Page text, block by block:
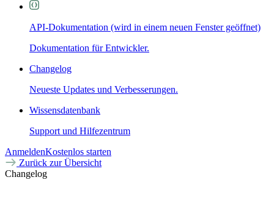
API-Dokumentation (wird in einem neuen Fenster geöffnet)
Dokumentation für Entwickler.
Changelog
Neueste Updates und Verbesserungen.
Wissensdatenbank
Support und Hilfezentrum
AnmeldenKostenlos starten
Zurück zur Übersicht
Changelog